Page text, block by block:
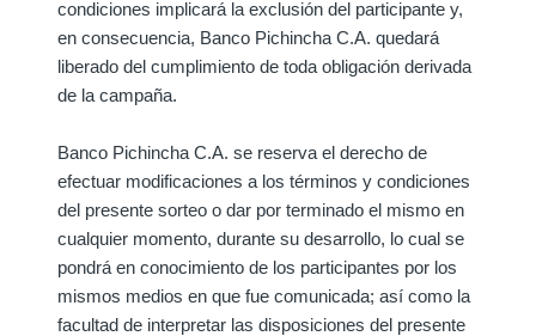
condiciones implicará la exclusión del participante y,
en consecuencia, Banco Pichincha C.A. quedará
liberado del cumplimiento de toda obligación derivada
de la campaña.
Banco Pichincha C.A. se reserva el derecho de
efectuar modificaciones a los términos y condiciones
del presente sorteo o dar por terminado el mismo en
cualquier momento, durante su desarrollo, lo cual se
pondrá en conocimiento de los participantes por los
mismos medios en que fue comunicada; así como la
facultad de interpretar las disposiciones del presente